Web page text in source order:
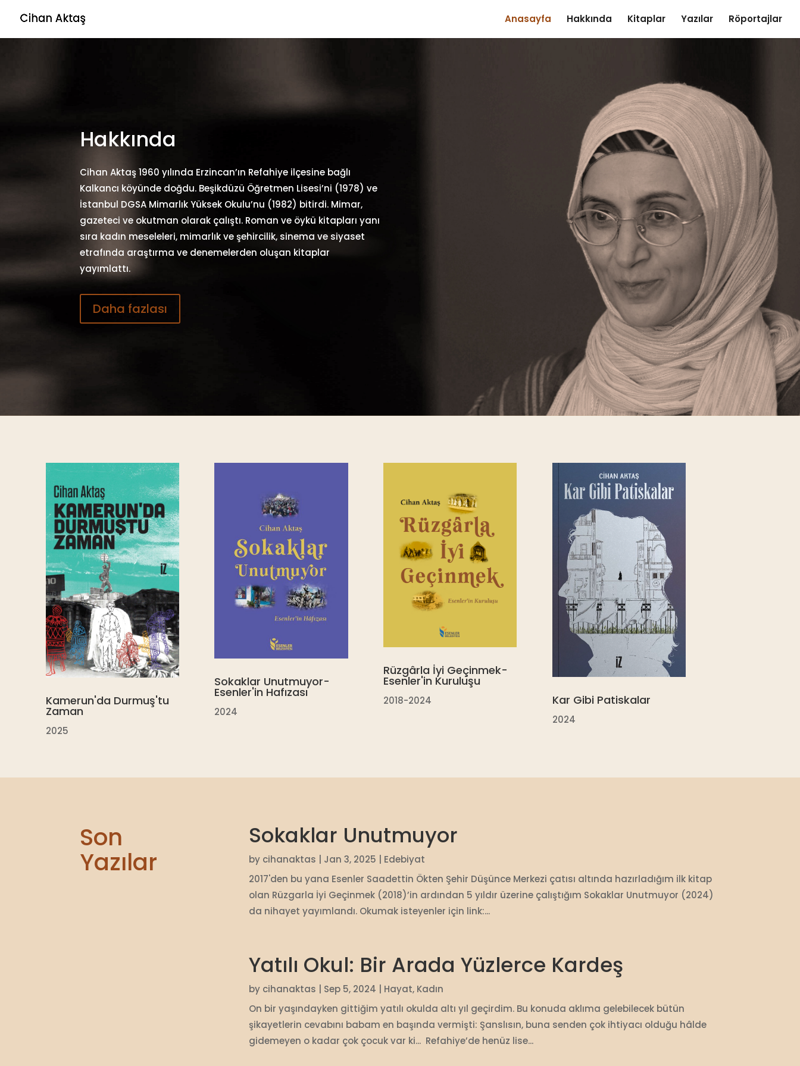
Anasayfa Hakkında Kitaplar Yazılar Röportajlar
Hakkında
Cihan Aktaş 1960 yılında Erzincan’ın Refahiye ilçesine bağlı
Kalkancı köyünde doğdu. Beşikdüzü Öğretmen Lisesi’ni (1978) ve
İstanbul DGSA Mimarlık Yüksek Okulu’nu (1982) bitirdi. Mimar,
gazeteci ve okutman olarak çalıştı. Roman ve öykü kitapları yanı
sıra kadın meseleleri, mimarlık ve şehircilik, sinema ve siyaset
etrafında araştırma ve denemelerden oluşan kitaplar
yayımlattı.
Daha fazlası
Kamerun'da Durmuş'tu
Zaman
2025
Sokaklar Unutmuyor-
Esenler'in Hafızası
2024
Rüzgârla İyi Geçinmek-
Esenler'in Kuruluşu
2018-2024 Kar Gibi Patiskalar
2024
Son
Yazılar
Sokaklar Unutmuyor
by cihanaktas Jan 3, 2025
Edebiyat
2017'den bu yana Esenler Saadettin Ökten Şehir Düşünce Merkezi çatısı altında hazırladığım ilk kitap
olan Rüzgarla İyi Geçinmek (2018)’in ardından 5 yıldır üzerine çalıştığım Sokaklar Unutmuyor (2024)
da nihayet yayımlandı. Okumak isteyenler için link:...
Yatılı Okul: Bir Arada Yüzlerce Kardeş
by cihanaktas Sep 5, 2024 Hayat, Kadın
On bir yaşındayken gittiğim yatılı okulda altı yıl geçirdim. Bu konuda aklıma gelebilecek bütün
şikayetlerin cevabını babam en başında vermişti: Şanslısın, buna senden çok ihtiyacı olduğu hâlde
gidemeyen o kadar çok çocuk var ki... Refahiye’de henüz lise...